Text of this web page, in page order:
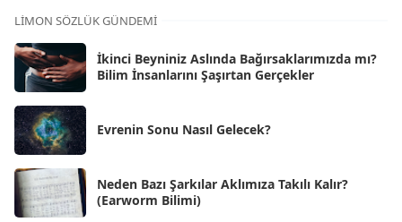
Kas 2025
Eki 2025
Eyl 2025 [56]
Ağu 2025
Tem 2025
Haz 2025
May 2025 [54]
LIMON SÖZLÜK GÜNDEMI
İkinci Beyniniz Aslında Bağırsaklarımızda mı?
Bilim İnsanlarını Şaşırtan Gerçekler
Evrenin Sonu Nasıl Gelecek?
Neden Bazı Şarkılar Aklımıza Takılı Kalır?
(Earworm Bilimi)